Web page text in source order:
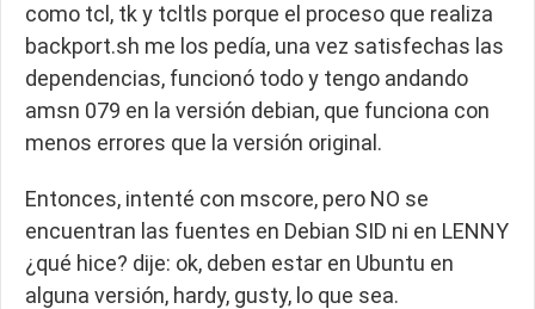
como tcl, tk y tcltls porque el proceso que realiza
backport.sh me los pedía, una vez satisfechas las
dependencias, funcionó todo y tengo andando
amsn 079 en la versión debian, que funciona con
menos errores que la versión original.
Entonces, intenté con mscore, pero NO se
encuentran las fuentes en Debian SID ni en LENNY
¿qué hice? dije: ok, deben estar en Ubuntu en
alguna versión, hardy, gusty, lo que sea.